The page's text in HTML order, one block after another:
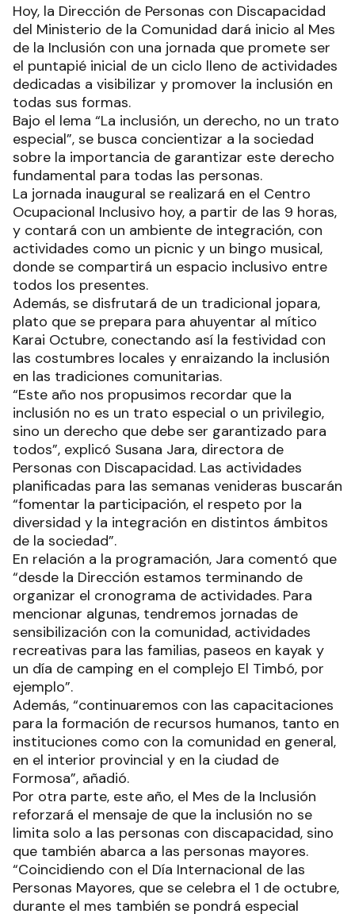
Hoy, la Dirección de Personas con Discapacidad
del Ministerio de la Comunidad dará inicio al Mes
de la Inclusión con una jornada que promete ser
el puntapié inicial de un ciclo lleno de actividades
dedicadas a visibilizar y promover la inclusión en
todas sus formas.
Bajo el lema “La inclusión, un derecho, no un trato
especial”, se busca concientizar a la sociedad
sobre la importancia de garantizar este derecho
fundamental para todas las personas.
La jornada inaugural se realizará en el Centro
Ocupacional Inclusivo hoy, a partir de las 9 horas,
y contará con un ambiente de integración, con
actividades como un picnic y un bingo musical,
donde se compartirá un espacio inclusivo entre
todos los presentes.
Además, se disfrutará de un tradicional jopara,
plato que se prepara para ahuyentar al mítico
Karai Octubre, conectando así la festividad con
las costumbres locales y enraizando la inclusión
en las tradiciones comunitarias.
“Este año nos propusimos recordar que la
inclusión no es un trato especial o un privilegio,
sino un derecho que debe ser garantizado para
todos”, explicó Susana Jara, directora de
Personas con Discapacidad. Las actividades
planificadas para las semanas venideras buscarán
“fomentar la participación, el respeto por la
diversidad y la integración en distintos ámbitos
de la sociedad”.
En relación a la programación, Jara comentó que
“desde la Dirección estamos terminando de
organizar el cronograma de actividades. Para
mencionar algunas, tendremos jornadas de
sensibilización con la comunidad, actividades
recreativas para las familias, paseos en kayak y
un día de camping en el complejo El Timbó, por
ejemplo”.
Además, “continuaremos con las capacitaciones
para la formación de recursos humanos, tanto en
instituciones como con la comunidad en general,
en el interior provincial y en la ciudad de
Formosa”, añadió.
Por otra parte, este año, el Mes de la Inclusión
reforzará el mensaje de que la inclusión no se
limita solo a las personas con discapacidad, sino
que también abarca a las personas mayores.
“Coincidiendo con el Día Internacional de las
Personas Mayores, que se celebra el 1 de octubre,
durante el mes también se pondrá especial